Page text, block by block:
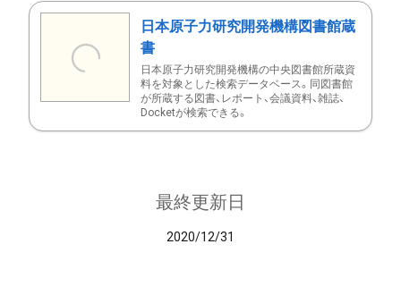
日本原子力研究開発機構図書館蔵
書
日本原子力研究開発機構の中央図書館所蔵資
料を対象とした検索データベース。同図書館
が所蔵する図書、レポート、会議資料、雑誌、
Docketが検索できる。
最終更新日
2020/12/31